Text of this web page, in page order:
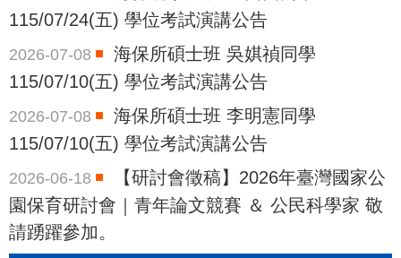
115/07/24(五) 學位考試演講公告
2026-07-08
海保所碩士班 吳娸禎同學
115/07/10(五) 學位考試演講公告
2026-07-08
海保所碩士班 李明憲同學
115/07/10(五) 學位考試演講公告
2026-06-18
【研討會徵稿】2026年臺灣國家公
園保育研討會｜青年論文競賽 ＆ 公民科學家 敬
請踴躍參加。